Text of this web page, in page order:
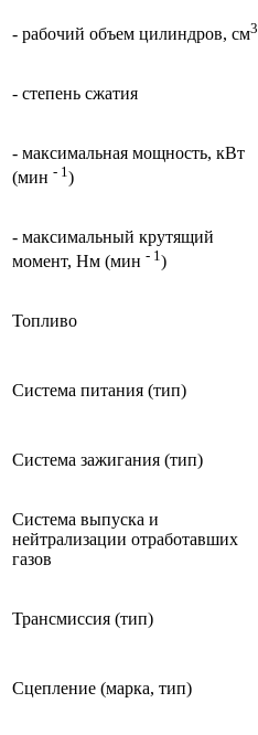
- рабочий объем цилиндров, см3
- степень сжатия
- максимальная мощность, кВт
(мин - 1 )
- максимальный крутящий
момент, Нм (мин - 1 )
Топливо
Система питания (тип)
Система зажигания (тип)
Система выпуска и
нейтрализации отработавших
газов
Трансмиссия (тип)
Сцепление (марка, тип)